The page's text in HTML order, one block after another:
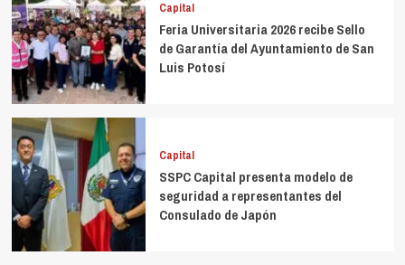
Capital
Feria Universitaria 2026 recibe Sello
de Garantía del Ayuntamiento de San
Luis Potosí
Capital
SSPC Capital presenta modelo de
seguridad a representantes del
Consulado de Japón